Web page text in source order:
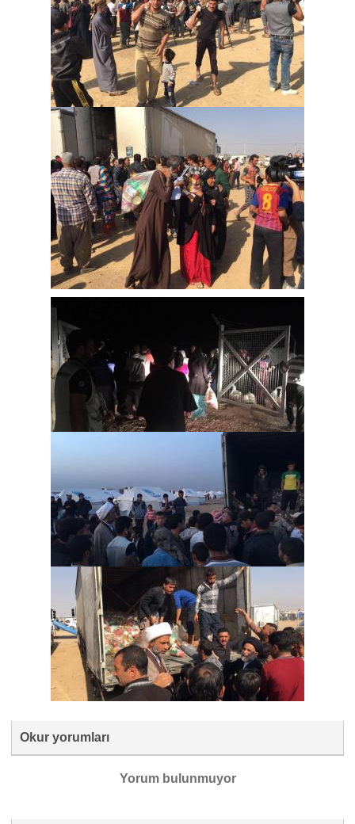
Okur yorumları
Yorum bulunmuyor